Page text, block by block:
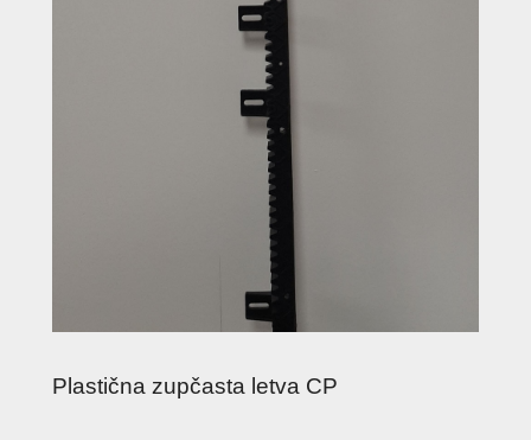
Plastična zupčasta letva CP